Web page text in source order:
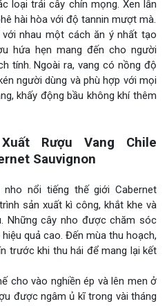
loại trái cây chín mọng. Xen lẫn
hài hòa với độ tannin mượt mà.
nhau một cách ăn ý nhất tạo
hứa hẹn mang đến cho người
tính. Ngoài ra, vang có nồng độ
người dùng và phù hợp với mọi
khấy động bầu không khí thêm
Rượu Vang Chile
Sauvignon
nổi tiếng thế giới Cabernet
sản xuất kì công, khắt khe và
Những cây nho được chăm sóc
quả cao. Đến mùa thu hoạch,
trước khi thu hái để mang lại kết
cho vào nghiền ép và lên men ở
được ngâm ủ kĩ trong vài tháng